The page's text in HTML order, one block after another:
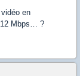
en
12 Mbps… ?